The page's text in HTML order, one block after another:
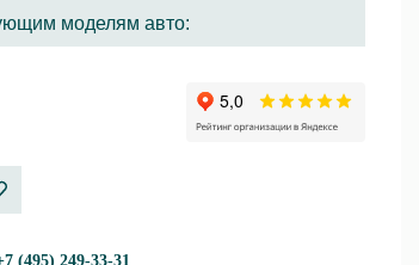
моделям авто:
(495) 249-33-31